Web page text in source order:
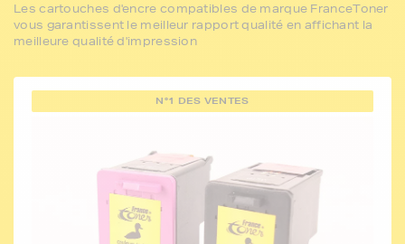
Les cartouches d'encre compatibles de marque FranceToner
vous garantissent le meilleur rapport qualité en affichant la
meilleure qualité d'impression
N°1 DES VENTES